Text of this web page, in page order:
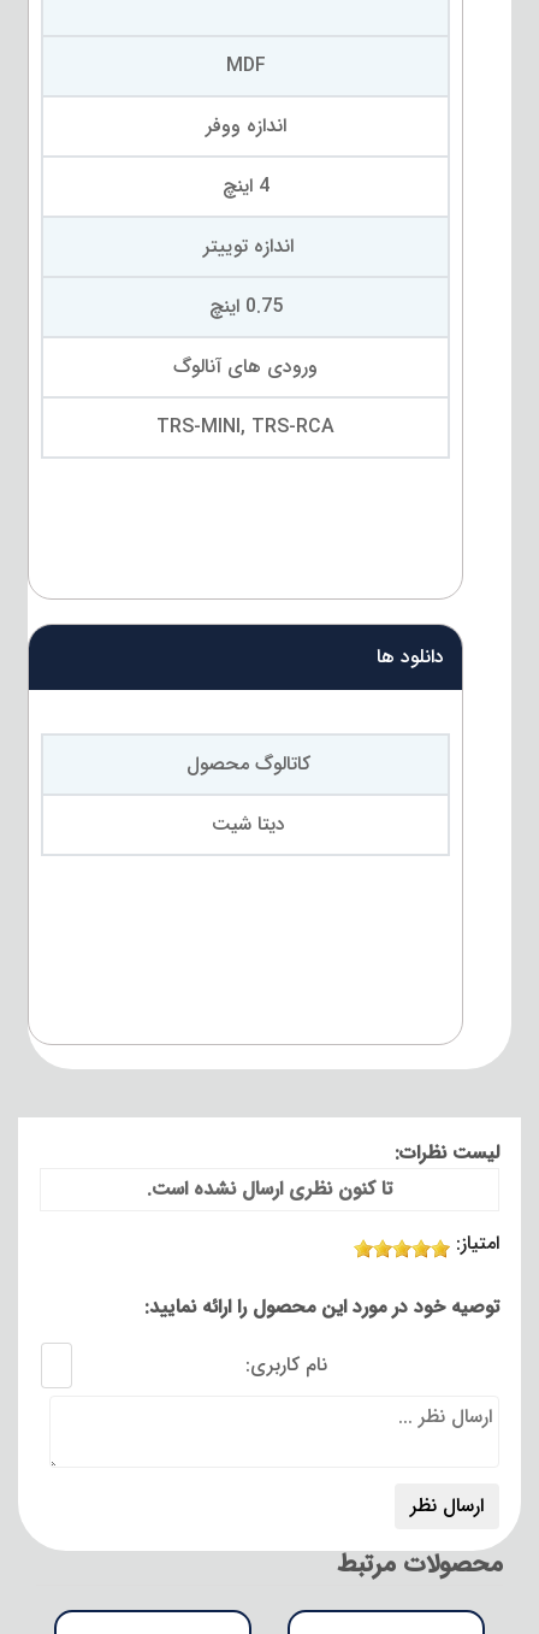
MDF
اندازه ووفر
4 اینچ
اندازه توییتر
0.75 اینچ
ورودی های آنالوگ
TRS-MINI, TRS-RCA
دانلود ها
کاتالوگ محصول
دیتا شیت
لیست نظرات:
تا کنون نظری ارسال نشده است.
امتیاز:
توصیه خود در مورد این محصول را ارائه نمایید:
نام کاربری:
محصولات مرتبط